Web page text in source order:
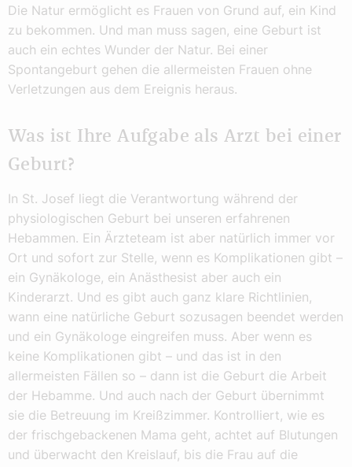
Die Natur ermöglicht es Frauen von Grund auf, ein Kind
zu bekommen. Und man muss sagen, eine Geburt ist
auch ein echtes Wunder der Natur. Bei einer
Spontangeburt gehen die allermeisten Frauen ohne
Verletzungen aus dem Ereignis heraus.
Was ist Ihre Aufgabe als Arzt bei einer
Geburt?
In St. Josef liegt die Verantwortung während der
physiologischen Geburt bei unseren erfahrenen
Hebammen. Ein Ärzteteam ist aber natürlich immer vor
Ort und sofort zur Stelle, wenn es Komplikationen gibt –
ein Gynäkologe, ein Anästhesist aber auch ein
Kinderarzt. Und es gibt auch ganz klare Richtlinien,
wann eine natürliche Geburt sozusagen beendet werden
und ein Gynäkologe eingreifen muss. Aber wenn es
keine Komplikationen gibt – und das ist in den
allermeisten Fällen so – dann ist die Geburt die Arbeit
der Hebamme. Und auch nach der Geburt übernimmt
sie die Betreuung im Kreißzimmer. Kontrolliert, wie es
der frischgebackenen Mama geht, achtet auf Blutungen
und überwacht den Kreislauf, bis die Frau auf die